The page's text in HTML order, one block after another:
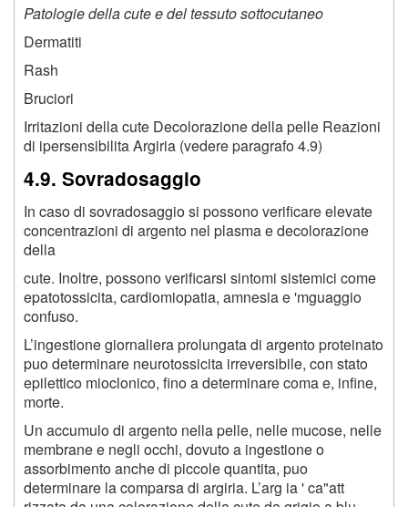
Patologie della cute e del tessuto sottocutaneo
Dermatiti
Rash
Bruciori
Irritazioni della cute Decolorazione della pelle Reazioni
di ipersensibilita Argiria (vedere paragrafo 4.9)
4.9. Sovradosaggio
In caso di sovradosaggio si possono verificare elevate
concentrazioni di argento nel plasma e decolorazione
della
cute. Inoltre, possono verificarsi sintomi sistemici come
epatotossicita, cardiomiopatia, amnesia e 'mguaggio
confuso.
L’ingestione giornaliera prolungata di argento proteinato
puo determinare neurotossicita irreversibile, con stato
epilettico mioclonico, fino a determinare coma e, infine,
morte.
Un accumulo di argento nella pelle, nelle mucose, nelle
membrane e negli occhi, dovuto a ingestione o
assorbimento anche di piccole quantita, puo
determinare la comparsa di argiria. L’arg ia ' ca"att